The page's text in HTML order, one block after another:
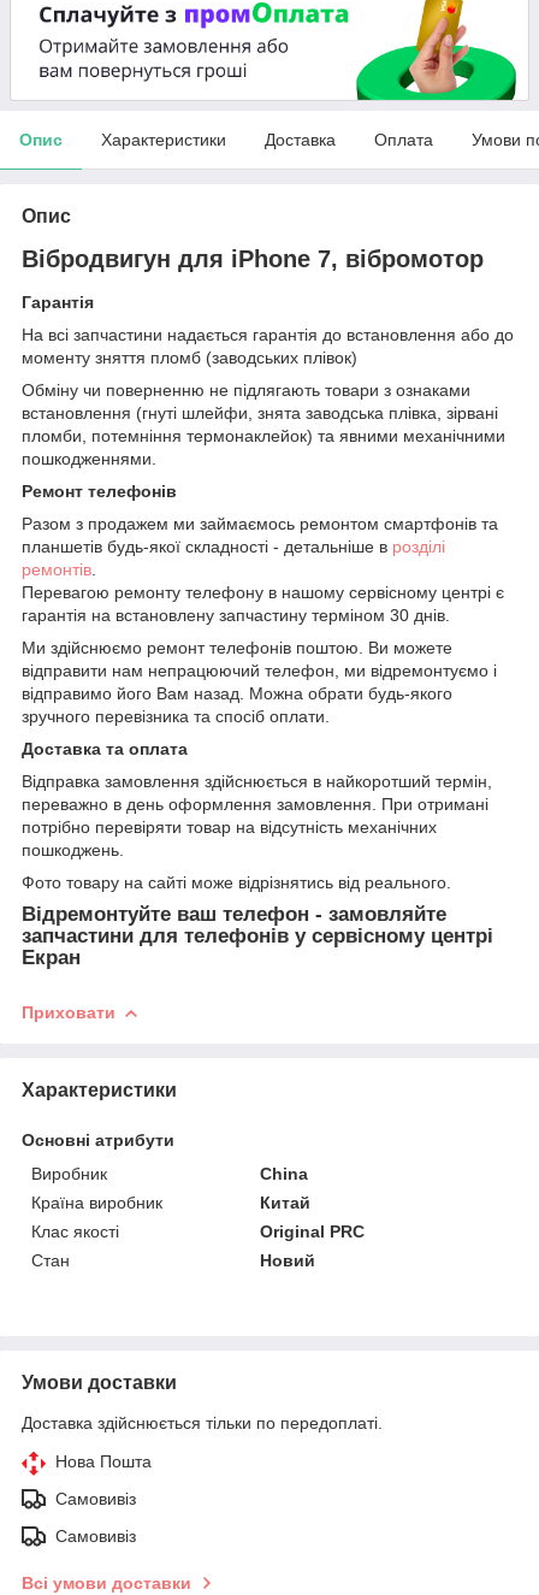
Опис Характеристики Доставка Оплата Умови
Опис
Вібродвигун для iPhone 7, вібромотор
Гарантія
На всі запчастини надається гарантія до встановлення або до
моменту зняття пломб (заводських плівок)
Обміну чи поверненню не підлягають товари з ознаками
встановлення (гнуті шлейфи, знята заводська плівка, зірвані
пломби, потемніння термонаклейок) та явними механічними
пошкодженнями.
Ремонт телефонів
Разом з продажем ми займаємось ремонтом смартфонів та
планшетів будь-якої складності - детальніше в розділі
ремонтів
Перевагою ремонту телефону в нашому сервісному центрі є
гарантія на встановлену запчастину терміном 30 днів.
Ми здійснюємо ремонт телефонів поштою. Ви можете
відправити нам непрацюючий телефон, ми відремонтуємо і
відправимо його Вам назад. Можна обрати будь-якого
зручного перевізника та спосіб оплати.
Доставка та оплата
Відправка замовлення здійснюється в найкоротший термін,
переважно в день оформлення замовлення. При отримані
потрібно перевіряти товар на відсутність механічних
пошкоджень.
Фото товару на сайті може відрізнятись від реального.
Відремонтуйте ваш телефон - замовляйте
запчастини для телефонів у сервісному центрі
Екран
Приховати
Характеристики
Основні атрибути
Виробник
China
Країна виробник
Китай
Клас якості
Original PRC
Стан
Новий
Умови доставки
Доставка здійснюється тільки по передоплаті.
Нова Пошта
Самовивіз
Самовивіз
Всі умови доставки